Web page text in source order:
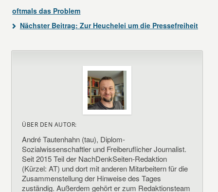
oftmals das Problem
Nächster Beitrag: Zur Heuchelei um die Pressefreiheit
ÜBER DEN AUTOR:
André Tautenhahn (tau), Diplom-
Sozialwissenschaftler und Freiberuflicher Journalist.
Seit 2015 Teil der NachDenkSeiten-Redaktion
(Kürzel: AT) und dort mit anderen Mitarbeitern für die
Zusammenstellung der Hinweise des Tages
zuständig. Außerdem gehört er zum Redaktionsteam